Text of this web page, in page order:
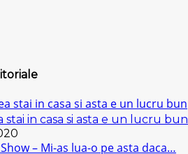
stai in casa si asta e un lucru bun